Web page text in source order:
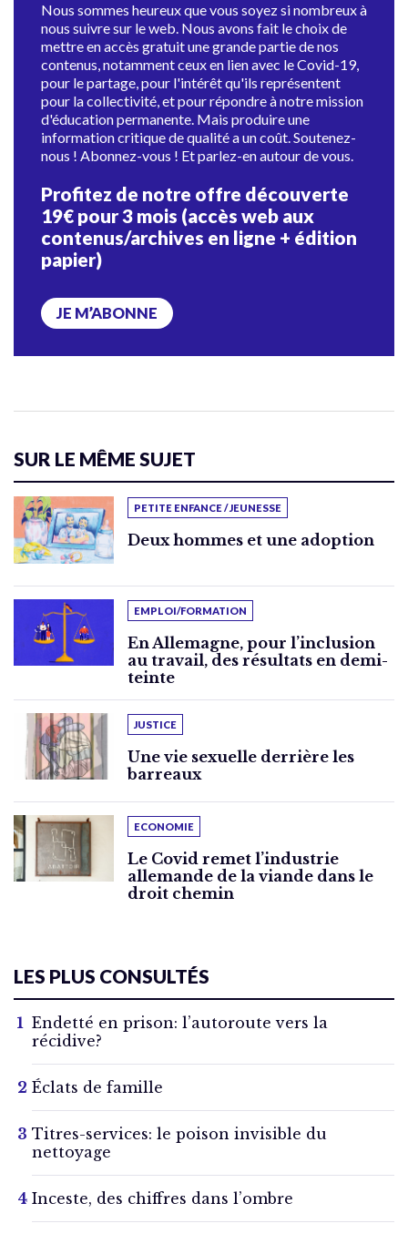
Nous sommes heureux que vous soyez si nombreux à
nous suivre sur le web. Nous avons fait le choix de
mettre en accès gratuit une grande partie de nos
contenus, notamment ceux en lien avec le Covid-19,
pour le partage, pour l'intérêt qu'ils représentent
pour la collectivité, et pour répondre à notre mission
d'éducation permanente. Mais produire une
information critique de qualité a un coût. Soutenez-
nous ! Abonnez-vous ! Et parlez-en autour de vous.
Profitez de notre offre découverte
19€ pour 3 mois (accès web aux
contenus/archives en ligne + édition
papier)
JE M’ABONNE
SUR LE MÊME SUJET
PETITE ENFANCE / JEUNESSE
Deux hommes et une adoption
EMPLOI/FORMATION
En Allemagne, pour l’inclusion
au travail, des résultats en demi-
teinte
JUSTICE
Une vie sexuelle derrière les
barreaux
ECONOMIE
Le Covid remet l’industrie
allemande de la viande dans le
droit chemin
LES PLUS CONSULTÉS
Endetté en prison: l’autoroute vers la
récidive?
Éclats de famille
Titres-services: le poison invisible du
nettoyage
Inceste, des chiffres dans l’ombre